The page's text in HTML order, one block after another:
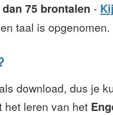
75 brontalen -
taal is opgenomen.
download, dus je
het leren van het